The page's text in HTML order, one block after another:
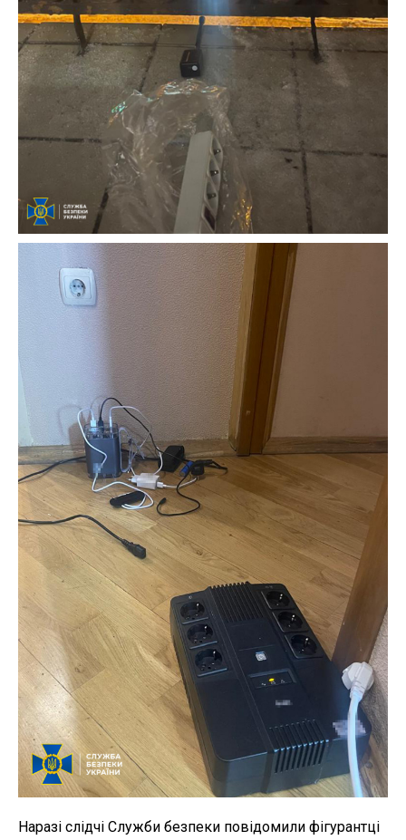
Наразі слідчі Служби безпеки повідомили фігурантці